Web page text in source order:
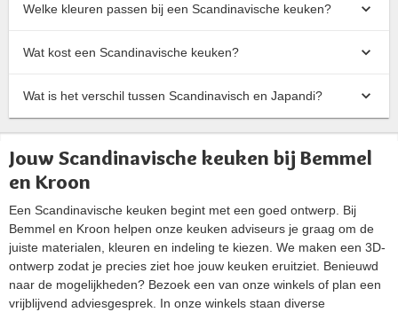
Welke kleuren passen bij een Scandinavische keuken?
Wat kost een Scandinavische keuken?
Wat is het verschil tussen Scandinavisch en Japandi?
Jouw Scandinavische keuken bij Bemmel
en Kroon
Een Scandinavische keuken begint met een goed ontwerp. Bij
Bemmel en Kroon helpen onze keuken adviseurs je graag om de
juiste materialen, kleuren en indeling te kiezen. We maken een 3D-
ontwerp zodat je precies ziet hoe jouw keuken eruitziet. Benieuwd
naar de mogelijkheden? Bezoek een van onze winkels of plan een
vrijblijvend adviesgesprek. In onze winkels staan diverse